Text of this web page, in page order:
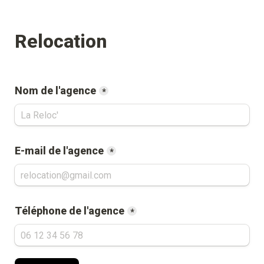
Relocation
Nom de l'agence *
E-mail de l'agence *
Téléphone de l'agence *